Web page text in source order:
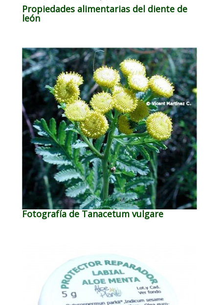
Propiedades alimentarias del diente de
león
Fotografía de Tanacetum vulgare